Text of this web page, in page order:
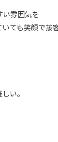
雰囲気を
ても笑顔で接
い。